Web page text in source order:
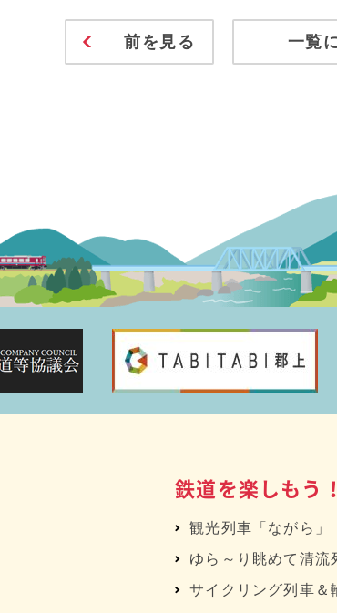
前を見る 一覧
鉄道を楽しもう！
観光列車「ながら」
ゆら～り眺めて清流
サイクリング列車＆